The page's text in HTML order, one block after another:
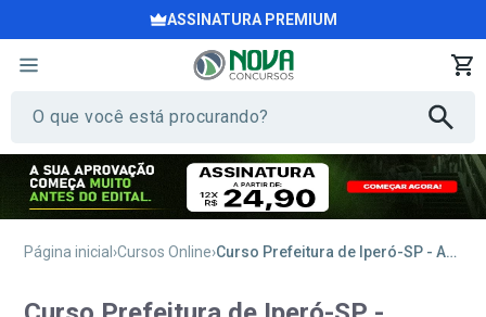
ASSINATURA PREMIUM
Página inicial Cursos Online Curso Prefeitura de Iperó-SP - Agente de Trânsito